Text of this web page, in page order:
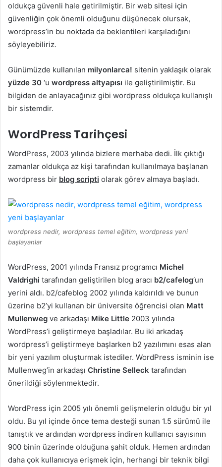
oldukça güvenli hale getirilmiştir. Bir web sitesi için
güvenliğin çok önemli olduğunu düşünecek olursak,
wordpress’in bu noktada da beklentileri karşıladığını
söyleyebiliriz.
Günümüzde kullanılan milyonlarca! sitenin yaklaşık olarak
yüzde 30 ‘u wordpress altyapısı ile geliştirilmiştir. Bu
bilgiden de anlayacağınız gibi wordpress oldukça kullanışlı
bir sistemdir.
WordPress Tarihçesi
WordPress, 2003 yılında bizlere merhaba dedi. İlk çıktığı
zamanlar oldukça az kişi tarafından kullanılmaya başlanan
wordpress bir blog scripti olarak görev almaya başladı.
wordpress nedir, wordpress temel eğitim, wordpress yeni
başlayanlar
WordPress, 2001 yılında Fransız programcı Michel
Valdrighi tarafından geliştirilen blog aracı b2/cafelog‘un
yerini aldı. b2/cafeblog 2002 yılında kaldırıldı ve bunun
üzerine b2’yi kullanan bir üniversite öğrencisi olan Matt
Mullenweg ve arkadaşı Mike Little 2003 yılında
WordPress’i geliştirmeye başladılar. Bu iki arkadaş
wordpress’i geliştirmeye başlarken b2 yazılımını esas alan
bir yeni yazılım oluşturmak istediler. WordPress isminin ise
Mullenweg’in arkadaşı Christine Selleck tarafından
önerildiği söylenmektedir.
WordPress için 2005 yılı önemli gelişmelerin olduğu bir yıl
oldu. Bu yıl içinde önce tema desteği sunan 1.5 sürümü ile
tanıştık ve ardından wordpress indiren kullanıcı sayısının
900 binin üzerinde olduğuna şahit olduk. Hemen ardından
daha çok kullanıcıya erişmek için, herhangi bir teknik bilgi